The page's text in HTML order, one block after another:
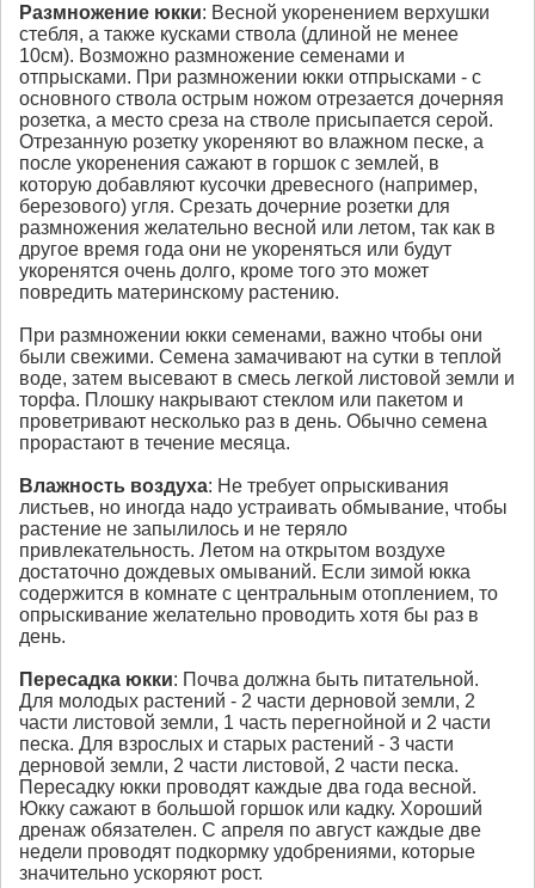
Размножение юкки: Весной укоренением верхушки
стебля, а также кусками ствола (длиной не менее
10см). Возможно размножение семенами и
отпрысками. При размножении юкки отпрысками - с
основного ствола острым ножом отрезается дочерняя
розетка, а место среза на стволе присыпается серой.
Отрезанную розетку укореняют во влажном песке, а
после укоренения сажают в горшок с землей, в
которую добавляют кусочки древесного (например,
березового) угля. Срезать дочерние розетки для
размножения желательно весной или летом, так как в
другое время года они не укореняться или будут
укоренятся очень долго, кроме того это может
повредить материнскому растению.
При размножении юкки семенами, важно чтобы они
были свежими. Семена замачивают на сутки в теплой
воде, затем высевают в смесь легкой листовой земли и
торфа. Плошку накрывают стеклом или пакетом и
проветривают несколько раз в день. Обычно семена
прорастают в течение месяца.
Влажность воздуха: Не требует опрыскивания
листьев, но иногда надо устраивать обмывание, чтобы
растение не запылилось и не теряло
привлекательность. Летом на открытом воздухе
достаточно дождевых омываний. Если зимой юкка
содержится в комнате с центральным отоплением, то
опрыскивание желательно проводить хотя бы раз в
день.
Пересадка юкки: Почва должна быть питательной.
Для молодых растений - 2 части дерновой земли, 2
части листовой земли, 1 часть перегнойной и 2 части
песка. Для взрослых и старых растений - 3 части
дерновой земли, 2 части листовой, 2 части песка.
Пересадку юкки проводят каждые два года весной.
Юкку сажают в большой горшок или кадку. Хороший
дренаж обязателен. С апреля по август каждые две
недели проводят подкормку удобрениями, которые
значительно ускоряют рост.